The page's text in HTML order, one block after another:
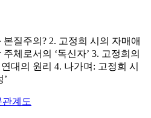
질주의? 2. 고정희 시의 자매애
체로서의 ‘독신자’ 3. 고정희의
대의 원리 4. 나가며: 고정희 시